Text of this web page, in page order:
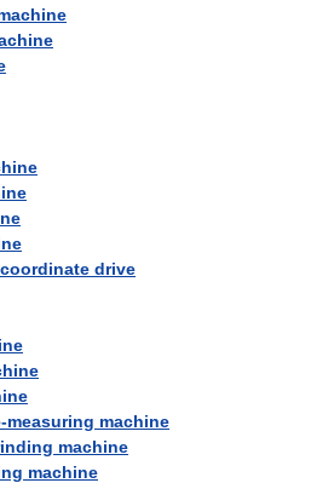
drive
machine
machine
machine